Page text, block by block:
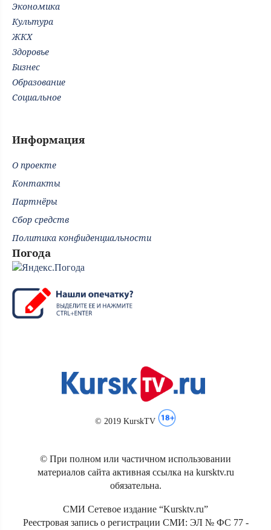
Экономика
Культура
ЖКХ
Здоровье
Бизнес
Образование
Социальное
Информация
О проекте
Контакты
Партнёры
Сбор средств
Политика конфиденциальности
Погода
© 2019 KurskTV
© При полном или частичном использовании
материалов сайта активная ссылка на kursktv.ru
обязательна.
СМИ Сетевое издание “Kursktv.ru”
Реестровая запись о регистрации СМИ: ЭЛ № ФС 77 -